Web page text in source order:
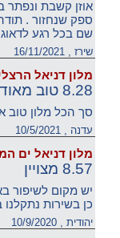
אוזן קשבת ונפתר
ספק שנחזור .
שם בכל רגע
שירז , 16/11/2021
מלון דניאל
8.28 טוב מאוד
סך הכל מלון טוב
עדנה , 10/5/2021
מלון דניאל ים
8.57 מצויין
יש מקום לשיפור
כן בשירות
יהודית , 10/9/2020